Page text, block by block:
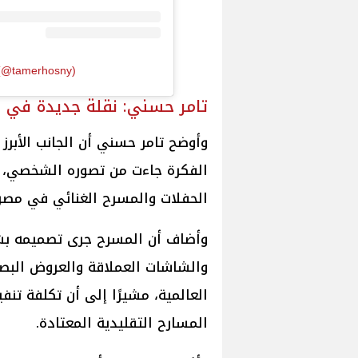
تامر حسني: نقلة جديدة
وأوضح تامر حسني أن الجانب
الفكرة جاءت من تصوره
الحفلات والمسرح الغنائي في
وأضاف أن المسرح جرى تصميمه
والشاشات العملاقة والعروض
العالمية، مشيرًا إلى أن تكلفة
المسارح التقليدية المعتادة.